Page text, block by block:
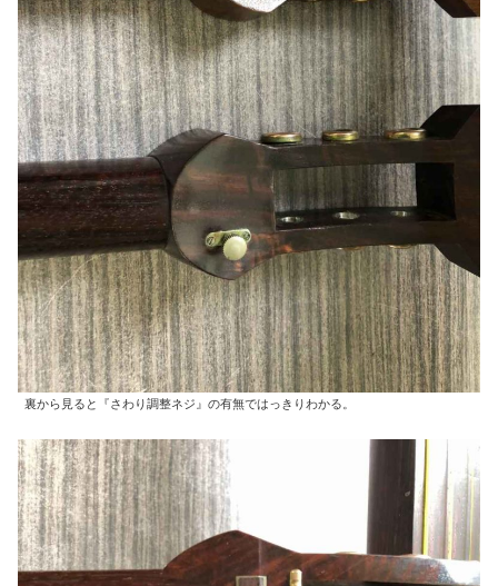
裏から見ると『さわり調整ネジ』の有無ではっきりわかる。